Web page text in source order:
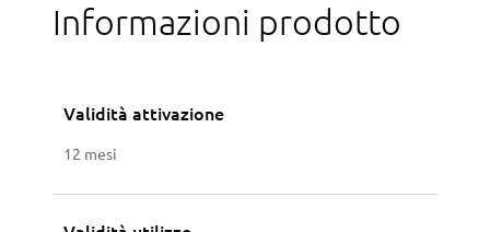
Informazioni prodotto
Validità attivazione
12 mesi